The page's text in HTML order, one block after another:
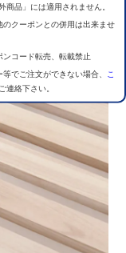
商品」には適用されません。
のクーポンとの併用は出来ませ
ンコード転売、転載禁止
等でご注文ができない場合、
こ
連絡下さい。
境を保つス